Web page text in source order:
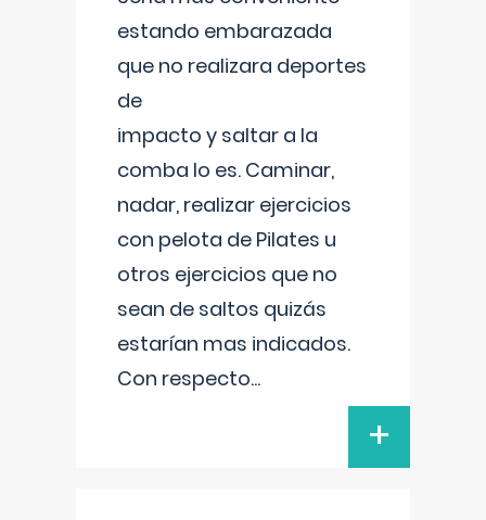
estando embarazada
que no realizara deportes
de
impacto y saltar a la
comba lo es. Caminar,
nadar, realizar ejercicios
con pelota de Pilates u
otros ejercicios que no
sean de saltos quizás
estarían mas indicados.
Con respecto...
+